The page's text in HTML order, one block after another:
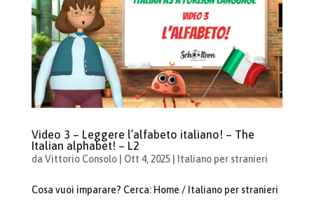
Video 3 – Leggere l’alfabeto italiano! – The
Italian alphabet! – L2
da Vittorio Consolo| Ott 4, 2025| Italiano per stranieri
Cosa vuoi imparare? Cerca: Home / Italiano per stranieri